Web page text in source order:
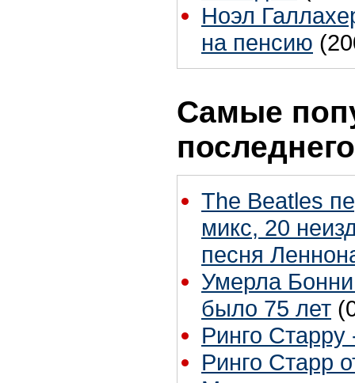
Ноэл
на пенсию
Самые
The Beatles
микс, 20
песня
Умерла
было 75 лет
Ринго Старру
Ринго Старр